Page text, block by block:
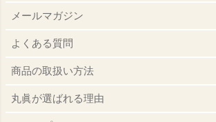
メールマガジン
よくある質問
商品の取扱い方法
丸眞が選ばれる理由